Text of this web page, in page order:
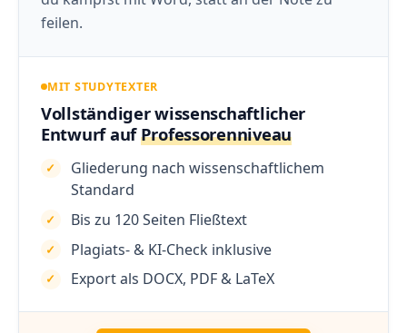
feilen.
MIT STUDYTEXTER
Vollständiger wissenschaftlicher
Entwurf auf Professorenniveau
Gliederung nach wissenschaftlichem
Standard
Bis zu 120 Seiten Fließtext
Plagiats- & KI-Check inklusive
Export als DOCX, PDF & LaTeX